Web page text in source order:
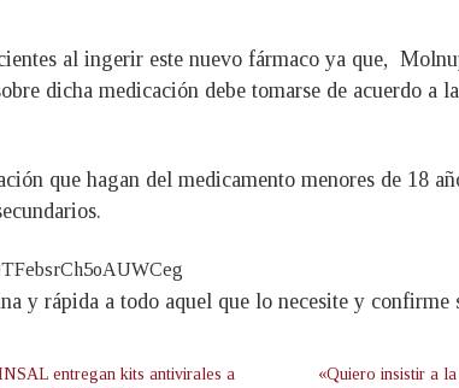
al ingerir este nuevo fármaco ya que,
dicha medicación debe tomarse de acuerdo a
que hagan del medicamento menores de 18
y rápida a todo aquel que lo necesite y confirme
entregan kits antivirales a
«Quiero insistir a